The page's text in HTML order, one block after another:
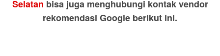
Selatan bisa juga menghubungi kontak vendor
rekomendasi Google berikut ini.